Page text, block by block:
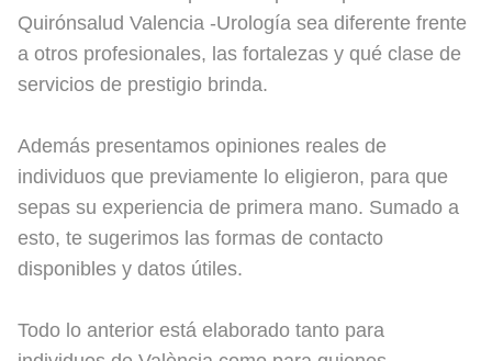
Quirónsalud Valencia -Urología sea diferente frente
a otros profesionales, las fortalezas y qué clase de
servicios de prestigio brinda.
Además presentamos opiniones reales de
individuos que previamente lo eligieron, para que
sepas su experiencia de primera mano. Sumado a
esto, te sugerimos las formas de contacto
disponibles y datos útiles.
Todo lo anterior está elaborado tanto para